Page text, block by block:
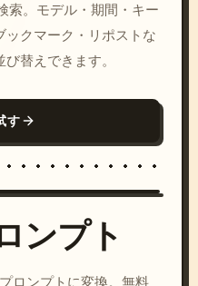
索。モデル・期間・キー
ックマーク・リポストな
替えできます。
す
ンプト
ロンプトに変換。無料